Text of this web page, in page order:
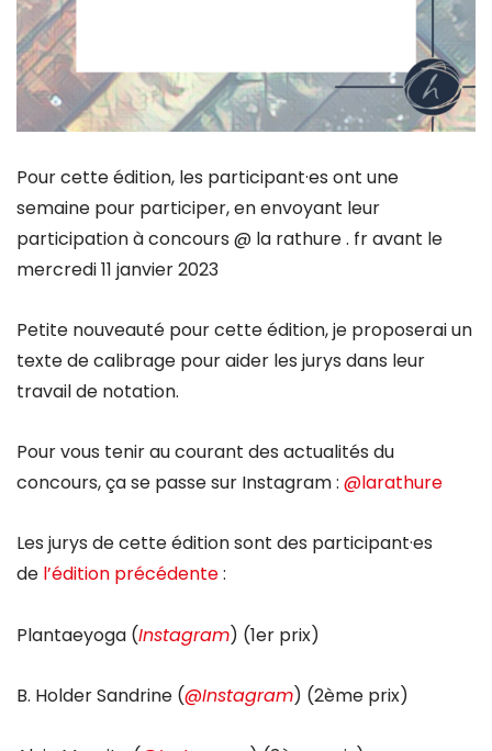
Pour cette édition, les participant·es ont une
semaine pour participer, en envoyant leur
participation à concours @ la rathure . fr avant le
mercredi 11 janvier 2023
Petite nouveauté pour cette édition, je proposerai un
texte de calibrage pour aider les jurys dans leur
travail de notation.
Pour vous tenir au courant des actualités du
concours, ça se passe sur Instagram : @larathure
Les jurys de cette édition sont des participant·es
de l’édition précédente:
Plantaeyoga (Instagram) (1er prix)
B. Holder Sandrine (@Instagram) (2ème prix)